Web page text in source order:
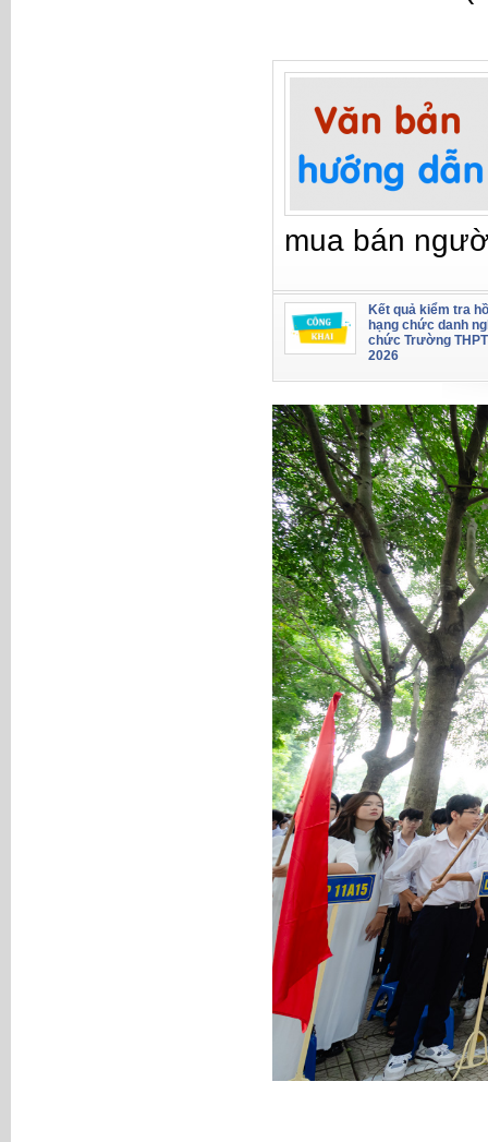
mua bán
Kết quả kiểm tra
hạng chức danh
chức Trường
2026